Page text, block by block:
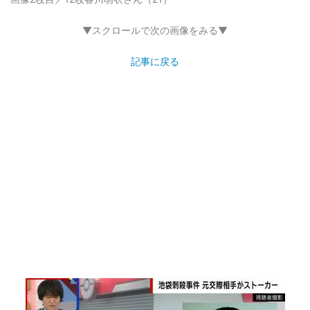
▼スクロールで次の画像をみる▼
記事に戻る